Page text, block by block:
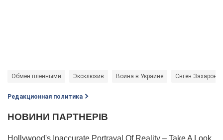
Обмен пленными Эксклюзив Война в Украине Євген Захаров
Редакционная политика